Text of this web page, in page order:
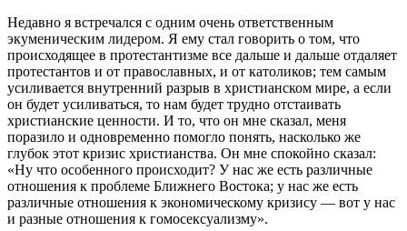
Недавно я встречался с одним очень ответственным
экуменическим лидером. Я ему стал говорить о том, что
происходящее в протестантизме все дальше и дальше отдаляет
протестантов и от православных, и от католиков; тем самым
усиливается внутренний разрыв в христианском мире, а если
он будет усиливаться, то нам будет трудно отстаивать
христианские ценности. И то, что он мне сказал, меня
поразило и одновременно помогло понять, насколько же
глубок этот кризис христианства. Он мне спокойно сказал:
«Ну что особенного происходит? У нас же есть различные
отношения к проблеме Ближнего Востока; у нас же есть
различные отношения к экономическому кризису — вот у нас
и разные отношения к гомосексуализму».